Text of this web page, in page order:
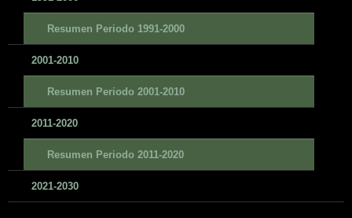
Resumen Periodo 1991-2000
2001-2010
Resumen Periodo 2001-2010
2011-2020
Resumen Periodo 2011-2020
2021-2030